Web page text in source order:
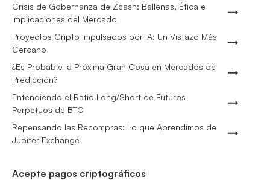
Crisis de Gobernanza de Zcash: Ballenas, Ética e
Implicaciones del Mercado
Proyectos Cripto Impulsados por IA: Un Vistazo Más
Cercano
¿Es Probable la Próxima Gran Cosa en Mercados de
Predicción?
Entendiendo el Ratio Long/Short de Futuros
Perpetuos de BTC
Repensando las Recompras: Lo que Aprendimos de
Jupiter Exchange
Acepte pagos criptográficos